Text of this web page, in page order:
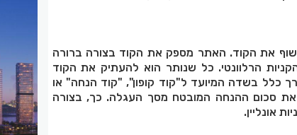
את הקוד. האתר מספק את הקוד בצורה ברורה
הרלוונטי. כל שנותר הוא להעתיק את הקוד
כלל בשדה המיועד ל"קוד קופון", "קוד הנחה" או
סכום ההנחה המובטח מסך העגלה. כך, בצורה
אונליין.